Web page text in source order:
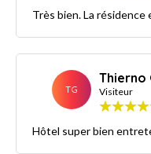
Très bien. La
TG
Thierno
Visiteur
Hôtel super bien